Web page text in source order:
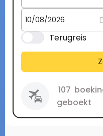
Terugreis
107
geboekt